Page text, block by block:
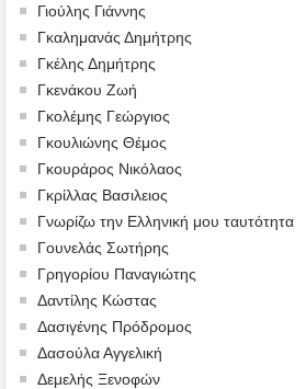
Γιούλης Γιάννης
Γκαλημανάς Δημήτρης
Γκέλης Δημήτρης
Γκενάκου Ζωή
Γκολέμης Γεώργιος
Γκουλιώνης Θέμος
Γκουράρος Νικόλαος
Γκρίλλας Βασιλειος
Γνωρίζω την Ελληνική μου ταυτότητα
Γουνελάς Σωτήρης
Γρηγορίου Παναγιώτης
Δαντίλης Κώστας
Δασιγένης Πρόδρομος
Δασούλα Αγγελική
Δεμελής Ξενοφών